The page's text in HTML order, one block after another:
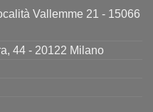
Vallemme 21 - 15066
44 - 20122 Milano